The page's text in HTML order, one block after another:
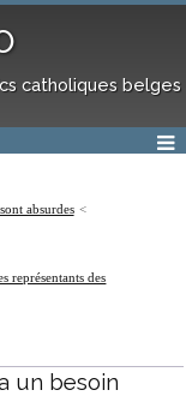
catholiques belges
absurdes
représentants des
un besoin